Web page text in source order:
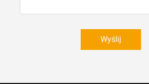
Wyślij